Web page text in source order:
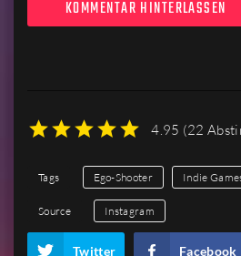
KOMMENTAR HINTERLASSEN
4.95 (22
Tags Ego-Shooter Indie
Source Instagram
Twitter Facebook